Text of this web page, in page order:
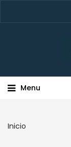
Menu
Inicio